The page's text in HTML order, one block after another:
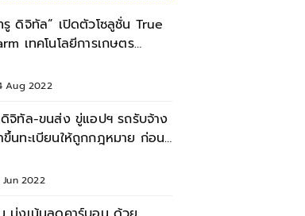
รู ดิจิทัล” เปิดตัวโซลูชั่น True
เทคโนโลยีการเกษตร
Aug 2022
จิทัล-ขนส่ง ขู่แอปฯ รถรับจ้าง
ขึ้นทะเบียนให้ถูกกฎหมาย ก่อน
Jun 2022